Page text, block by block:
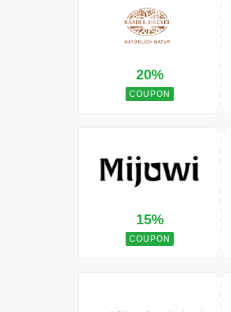
20%
COUPON
15%
COUPON